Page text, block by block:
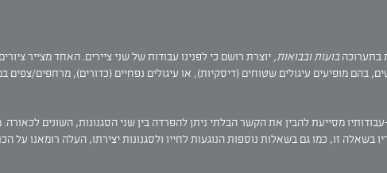
בתערוכהבועות ובבואות, יוצרת רושם כי לפנינו עבודות של שני ציירים. האחד מצייר
בהם מופיעים עיגולים שטוחים (דיסקיות), או עיגולים נפחיים (כדורים), מרחפים/
מסייעת להבין את הקשר הבלתי ניתן להפרדה בין שני הסגנונות, השונים
בשאלה זו, כמו גם בשאלות נוספות הנוגעות לחייו ולסגנונות יצירתו, העלה רומאנו על